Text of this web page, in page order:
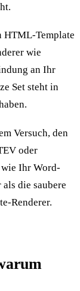
HTML-Template
wie
an Ihr
Set steht in
Versuch, den
oder
wie Ihr Word-
die saubere
Renderer.